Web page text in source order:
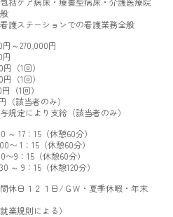
護ステーションでの看護業務全般
～270,000円
（1回）
（1回）
（1回）
（該当者のみ）
規定により支給（該当者のみ）
17：15（休憩60分）
1：15（休憩60分）
9：15（休憩60分）
～ 9：15（休憩120分）
休日１２１日/ＧＷ・夏季休暇・年末
業規則による）